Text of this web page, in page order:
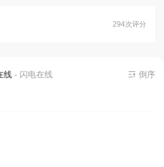
294次评分
- 闪电在线 倒序